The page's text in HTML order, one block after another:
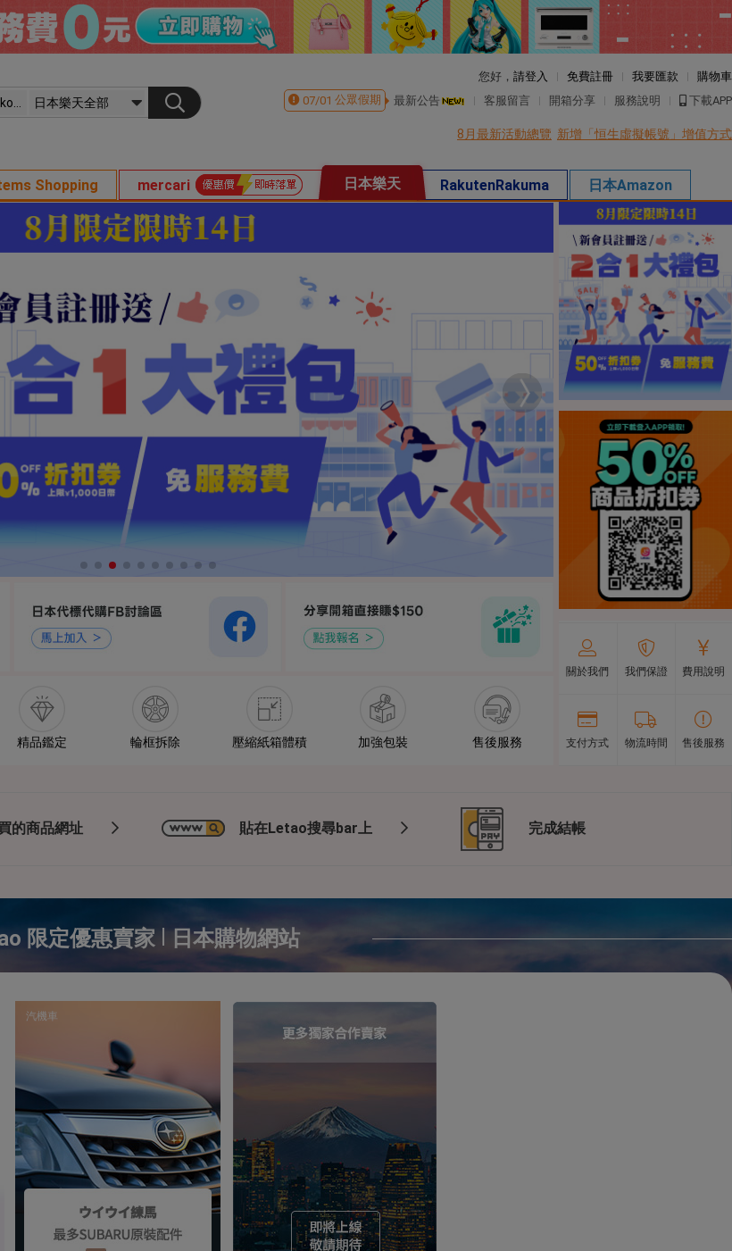
您好， 請登入 免費註冊 我要匯款
購物車
07/01 公眾假期 最新公告 客服留言 開箱分享 服務說明 下載APP
8月最新活動總覽 新增「恒生虛擬帳號」增值方式
Shopping mercari 日本樂天 RakutenRakuma 日本Amazon
精品鑑定 輪框拆除 壓縮紙箱體積 加強包裝 售後服務
關於我們 我們保證 費用說明
支付方式 物流時間 售後服務
的商品網址 貼在Letao搜尋bar上 完成結帳
限定優惠賣家|日本購物網站
汽機車